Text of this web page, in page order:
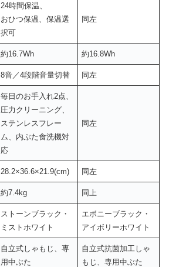
24時間保温、
おひつ保温、保温選
択可
同左
約16.7Wh 約16.8Wh
8音／4段階音量切替 同左
毎日のお手入れ2点、
圧力クリーニング、
ステンレスフレー
ム、内ぶた食洗機対
応
同左
28.2×36.6×21.9(cm) 同左
約7.4kg 同上
ストーンブラック・
ミストホワイト
エボニーブラック・
アイボリーホワイト
自立式しゃもじ、専
用中ぶた
自立式抗菌加工しゃ
もじ、専用中ぶた